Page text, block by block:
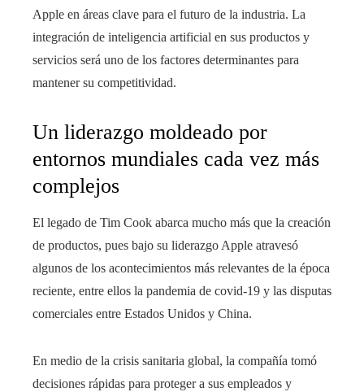
Apple en áreas clave para el futuro de la industria. La
integración de inteligencia artificial en sus productos y
servicios será uno de los factores determinantes para
mantener su competitividad.
Un liderazgo moldeado por
entornos mundiales cada vez más
complejos
El legado de Tim Cook abarca mucho más que la creación
de productos, pues bajo su liderazgo Apple atravesó
algunos de los acontecimientos más relevantes de la época
reciente, entre ellos la pandemia de covid-19 y las disputas
comerciales entre Estados Unidos y China.
En medio de la crisis sanitaria global, la compañía tomó
decisiones rápidas para proteger a sus empleados y